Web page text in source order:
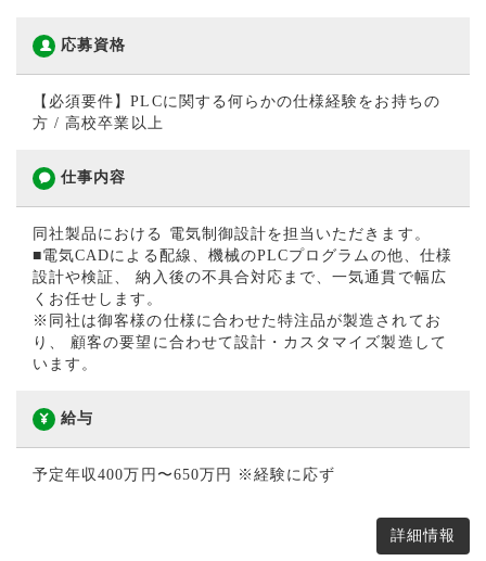
応募資格
【必須要件】PLCに関する何らかの仕様経験をお持ちの
方 / 高校卒業以上
仕事内容
同社製品における 電気制御設計を担当いただきます。
■電気CADによる配線、機械のPLCプログラムの他、仕様
設計や検証、 納入後の不具合対応まで、一気通貫で幅広
くお任せします。
※同社は御客様の仕様に合わせた特注品が製造されてお
り、 顧客の要望に合わせて設計・カスタマイズ製造して
います。
給与
予定年収400万円〜650万円 ※経験に応ず
詳細情報